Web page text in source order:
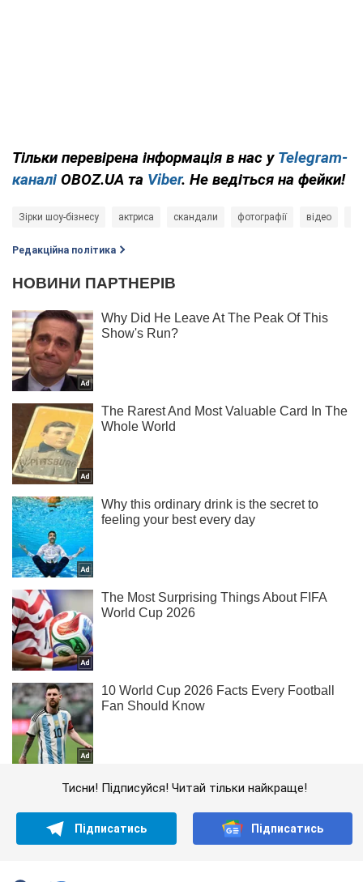
Тільки перевірена інформація в нас у Telegram-
каналі OBOZ.UA та Viber. Не ведіться на фейки!
Зірки шоу-бізнесу актриса скандали фотографії відео
Редакційна політика
Тисни! Підписуйся! Читай тільки найкраще!
Підписатись Підписатись